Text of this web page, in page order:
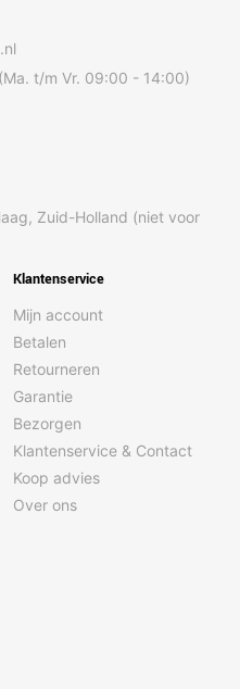
t/m Vr. 09:00 - 14:00)
Zuid-Holland (niet voor
Klantenservice
Mijn account
Betalen
Retourneren
Garantie
Bezorgen
Klantenservice & Contact
Koop advies
Over ons